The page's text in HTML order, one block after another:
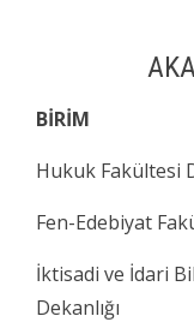
BİRİM
Hukuk Fakültesi
Fen-Edebiyat
İktisadi ve İdari
Dekanlığı